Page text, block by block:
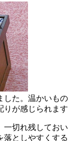
した。温かいもの
りが感じられます
一切れ残しておい
落としやすくする